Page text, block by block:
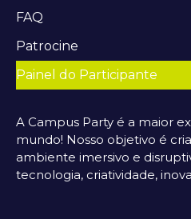
FAQ
Patrocine
Painel do Participante
A Campus Party é a maior
mundo! Nosso objetivo é
ambiente imersivo e
tecnologia, criatividade,